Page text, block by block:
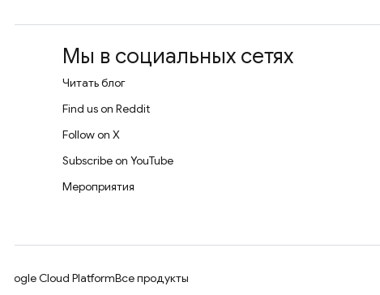
Мы в социальных сетях
Читать блог
Find us on Reddit
Follow on X
Subscribe on YouTube
Мероприятия
Google Cloud PlatformВсе продукты